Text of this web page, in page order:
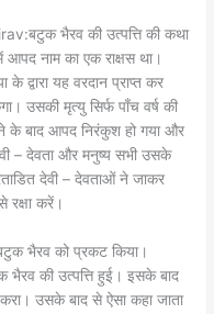
भैरव की उत्पत्ति की कथा
नाम का एक राक्षस था।
यह वरदान प्राप्त कर
उसकी मृत्यु सिर्फ पाँच वर्ष की
के बाद आपद निरंकुश हो गया और
– देवता और मनुष्य सभी उसके
देवी – देवताओं ने जाकर
रक्षा करें।
भैरव को प्रकट किया।
की उत्पत्ति हुई। इसके बाद
उसके बाद से ऐसा कहा जाता